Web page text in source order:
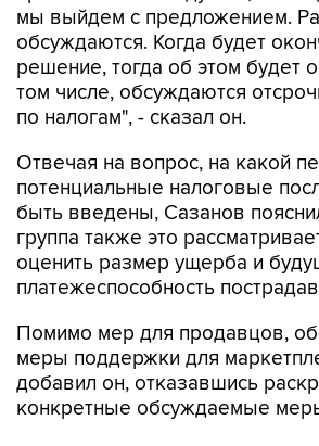
мы выйдем с предложением.
обсуждаются. Когда будет
решение, тогда об этом будет
том числе, обсуждаются
по налогам", - сказал он.
Отвечая на вопрос, на какой
потенциальные налоговые
быть введены, Сазанов
группа также это
оценить размер ущерба и
платежеспособность
Помимо мер для продавцов,
меры поддержки для
добавил он, отказавшись
конкретные обсуждаемые